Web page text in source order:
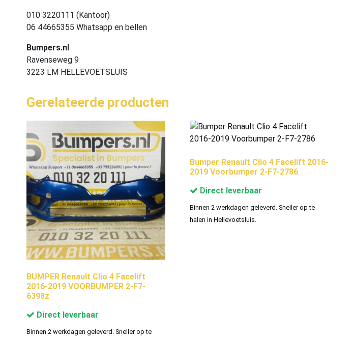
010 3220111 (Kantoor)
06 44665355 Whatsapp en bellen
Bumpers.nl
Ravenseweg 9
3223 LM HELLEVOETSLUIS
Gerelateerde producten
BUMPER Renault Clio 4 Facelift
2016-2019 VOORBUMPER 2-F7-
6398z
Direct leverbaar
Binnen 2 werkdagen geleverd. Sneller op te
Bumper Renault Clio 4 Facelift 2016-
2019 Voorbumper 2-F7-2786
Direct leverbaar
Binnen 2 werkdagen geleverd. Sneller op te
halen in Hellevoetsluis.